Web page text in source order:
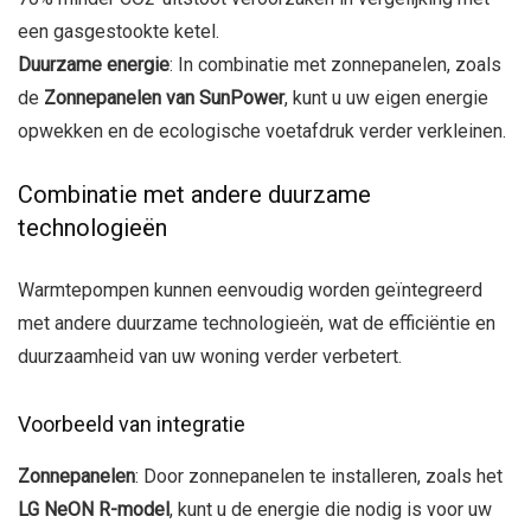
een gasgestookte ketel.
Duurzame energie: In combinatie met zonnepanelen, zoals
de Zonnepanelen van SunPower, kunt u uw eigen energie
opwekken en de ecologische voetafdruk verder verkleinen.
Combinatie met andere duurzame
technologieën
Warmtepompen kunnen eenvoudig worden geïntegreerd
met andere duurzame technologieën, wat de efficiëntie en
duurzaamheid van uw woning verder verbetert.
Voorbeeld van integratie
Zonnepanelen: Door zonnepanelen te installeren, zoals het
LG NeON R-model, kunt u de energie die nodig is voor uw